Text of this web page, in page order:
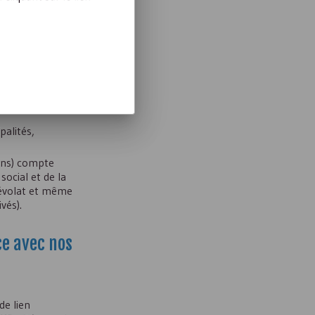
faire les
compte
et de la
et même
avec nos
lien